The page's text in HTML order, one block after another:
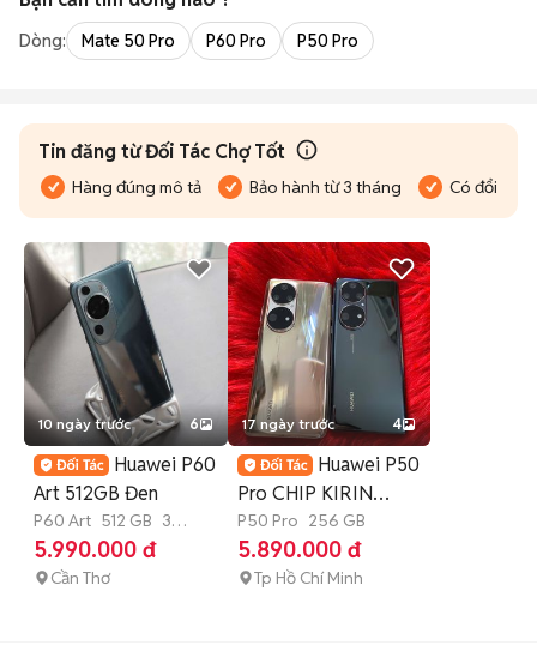
Dòng: Mate 50 Pro P60 Pro P50 Pro
Tin đăng từ Đối Tác Chợ Tốt
Hàng đúng mô tả Bảo hành từ 3 tháng Có đổi trả
10 ngày trước 6
Huawei P60
Art 512GB Đen
P60 Art 512 GB 3
tháng
5.990.000 đ
Cần Thơ
17 ngày trước 4
Huawei P50
Pro CHIP KIRIN
9000 8GB/256GB
P50 Pro 256 GB
5.890.000 đ
Tp Hồ Chí Minh